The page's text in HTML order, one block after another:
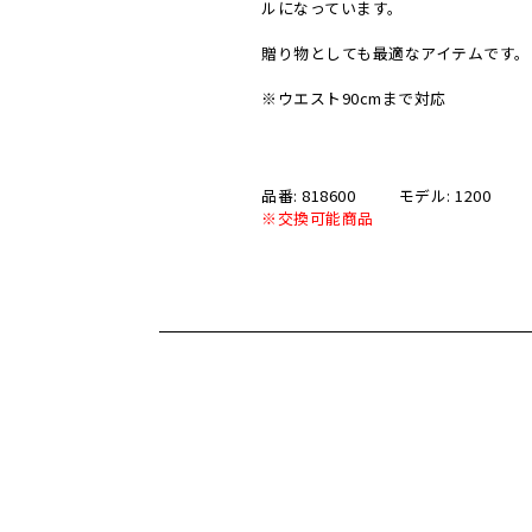
ルになっています。
贈り物としても最適なアイテムです。
※ウエスト90cmまで対応
品番: 818600
モデル: 1200
※交換可能商品